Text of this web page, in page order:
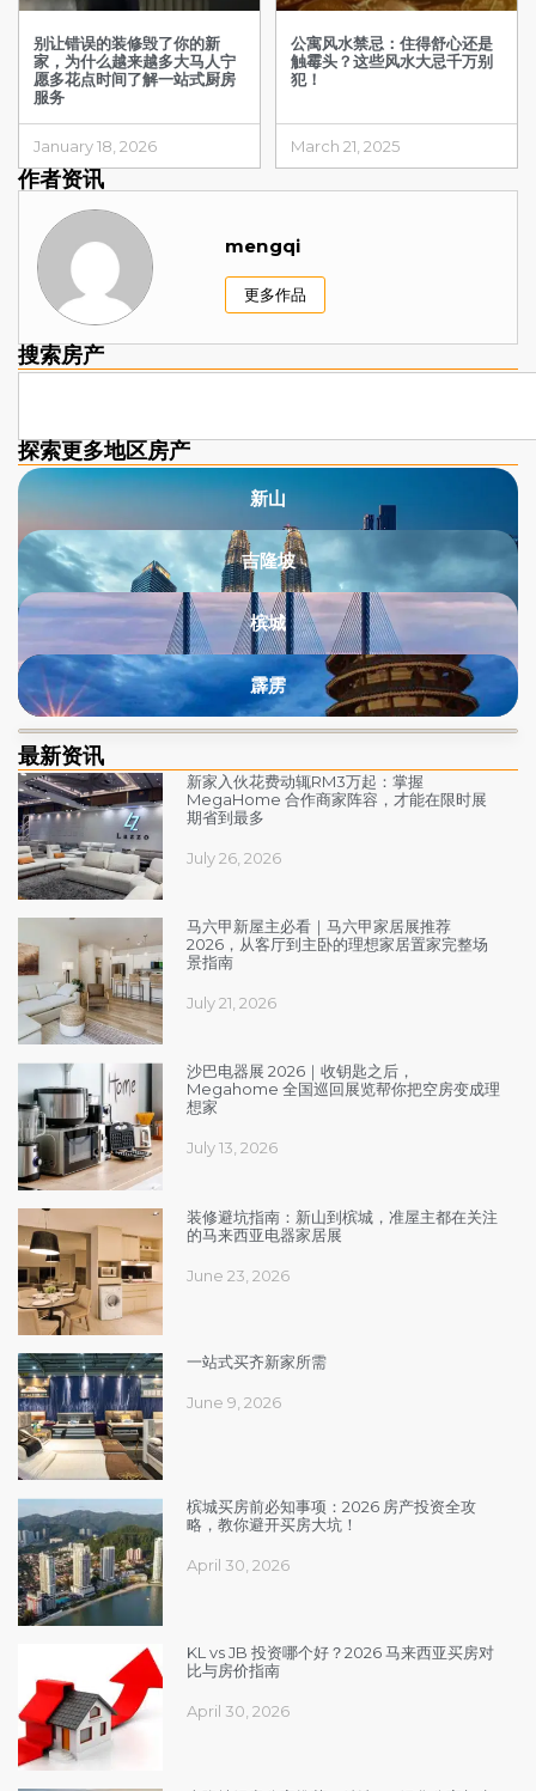
别让错误的装修毁了你的新
家，为什么越来越多大马人宁
愿多花点时间了解一站式厨房
服务
January 18, 2026
公寓风水禁忌：住得舒心还是
触霉头？这些风水大忌千万别
犯！
March 21, 2025
作者资讯
mengqi
更多作品
搜索房产
探索更多地区房产​
新山
吉隆坡
槟城
霹雳
最新资讯​
新家入伙花费动辄RM3万起：掌握
MegaHome 合作商家阵容，才能在限时展
期省到最多
July 26, 2026
马六甲新屋主必看｜马六甲家居展推荐
2026，从客厅到主卧的理想家居置家完整场
景指南
July 21, 2026
沙巴电器展 2026｜收钥匙之后，
Megahome 全国巡回展览帮你把空房变成理
想家
July 13, 2026
装修避坑指南：新山到槟城，准屋主都在关注
的马来西亚电器家居展
June 23, 2026
一站式买齐新家所需
June 9, 2026
槟城买房前必知事项：2026 房产投资全攻
略，教你避开买房大坑！
April 30, 2026
KL vs JB 投资哪个好？2026 马来西亚买房对
比与房价指南
April 30, 2026